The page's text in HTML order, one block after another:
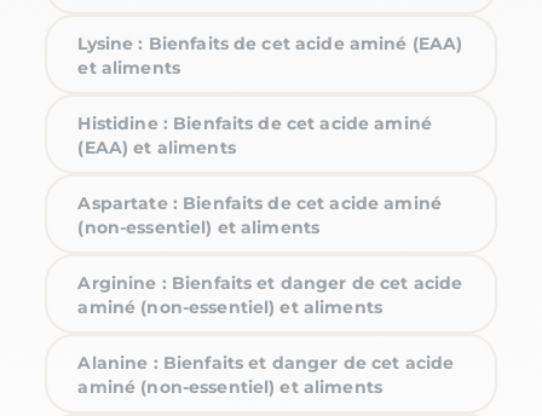
Lysine : Bienfaits de cet acide aminé (EAA)
et aliments
Histidine : Bienfaits de cet acide aminé
(EAA) et aliments
Aspartate : Bienfaits de cet acide aminé
(non-essentiel) et aliments
Arginine : Bienfaits et danger de cet acide
aminé (non-essentiel) et aliments
Alanine : Bienfaits et danger de cet acide
aminé (non-essentiel) et aliments